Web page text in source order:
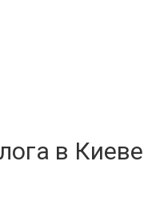
в Киеве